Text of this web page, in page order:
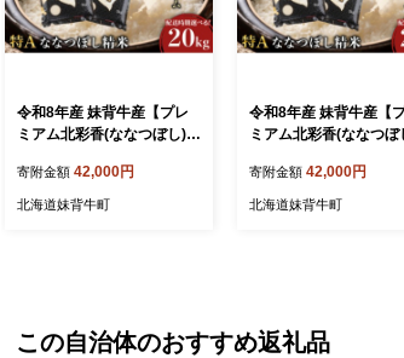
令和8年産 妹背牛産【プレ
ミアム北彩香(ななつぼし)】
月発送
寄附金額 42,000円
北海道妹背牛町
令和8年産 妹背牛産【
ミアム北彩香(ななつぼ
月発送
寄附金額 42,000円
北海道妹背牛町
この自治体のおすすめ返礼品